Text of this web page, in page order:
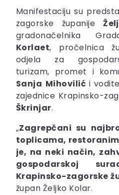
Manifestaciju su
zagorske županije
gradonačelnika
Korlaet, pročelnica
odjela za
turizam, promet i
Sanja Mihovilić i
zajednice Krapinsko-
Škrinjar.
„Zagrepčani su
toplicama,
je, na neki način,
gospodarskoj
Krapinsko-zagorske
župan Željko Kolar.